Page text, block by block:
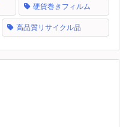
硬貨巻きフィルム
高品質リサイクル品